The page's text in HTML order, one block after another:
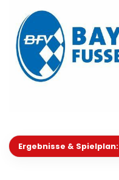
Ergebnisse & Spielplan: